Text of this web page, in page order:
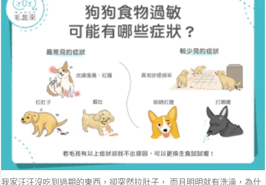
我家汪汪沒吃到過期的東西，卻突然拉肚子， 而且明明就有洗澡，為什